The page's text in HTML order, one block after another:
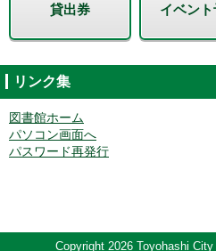
貸出券 イベン
リンク集
図書館ホーム
パソコン画面へ
パスワード再発行
Copyright 2026 Toyohashi City